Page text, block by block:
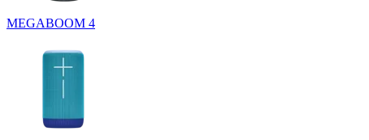
MEGABOOM 4